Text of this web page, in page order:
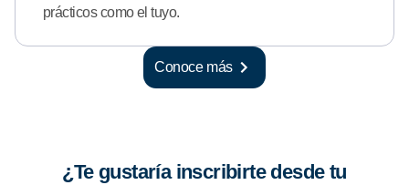
prácticos como el tuyo.
Conoce más
¿Te gustaría inscribirte desde tu